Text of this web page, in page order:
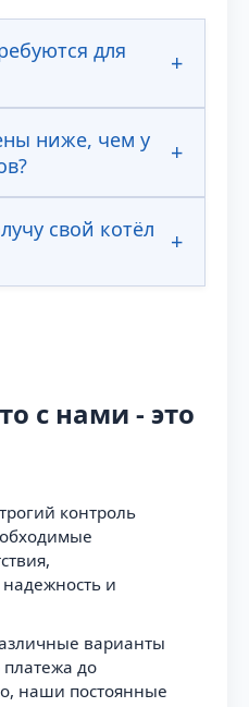
для
ниже, чем у
свой котёл
с нами - это
контроль
и
варианты
платежа до
наши постоянные